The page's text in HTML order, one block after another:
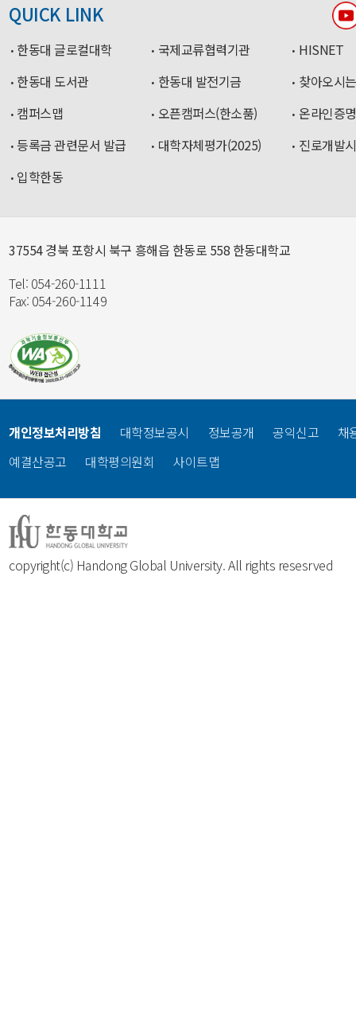
QUICK LINK
한동대 글로컬대학 국제교류협력기관
HISNET
한동대 도서관
한동대 발전기금
찾아오시
캠퍼스맵
오픈캠퍼스(한소품)
온라인증
등록금 관련문서 발급
대학자체평가(2025)
진로개발
입학한동
37554 경북 포항시 북구 흥해읍 한동로 558 한동대학교
Tel: 054-260-1111
Fax: 054-260-1149
copyright(c) Handong Global University. All rights resesrved
개인정보처리방침 대학정보공시 정보공개 공익신고
채
예결산공고
대학평의원회 사이트맵